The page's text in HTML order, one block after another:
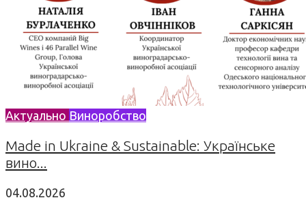
Актуально Виноробство
Made in Ukraine & Sustainable: Українське
вино...
04.08.2026